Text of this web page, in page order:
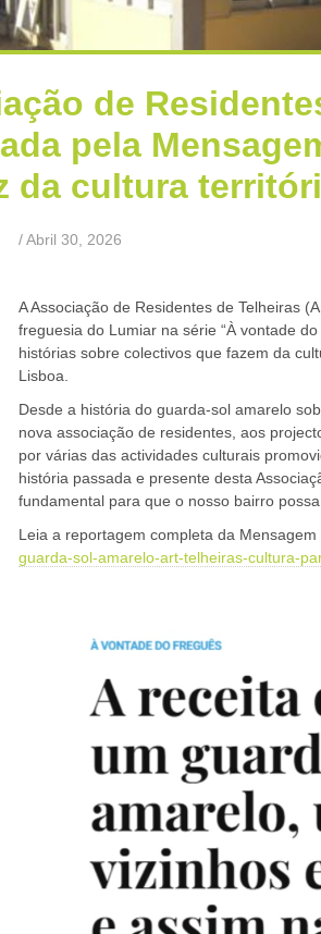
de
pela
da cultura
/ Abril 30, 2026
A Associação de Residentes de Telheiras
freguesia do Lumiar na série “À vontade
histórias sobre colectivos que fazem da
Lisboa.
Desde a história do guarda-sol amarelo
nova associação de residentes, aos
por várias das actividades culturais
história passada e presente desta
fundamental para que o nosso bairro possa
Leia a reportagem completa da Mensagem
guarda-sol-amarelo-art-telheiras-cultura-